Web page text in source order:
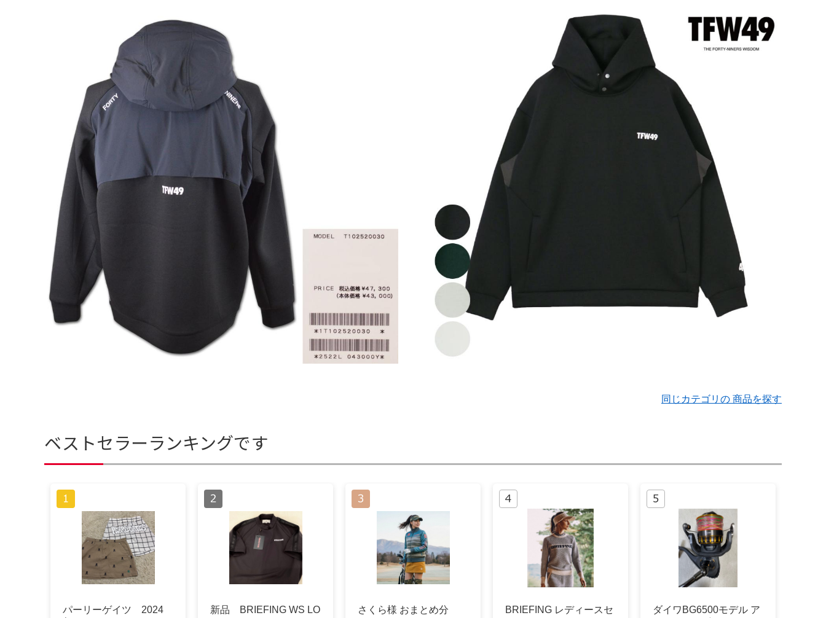
同じカテゴリの 商品を探す
ベストセラーランキングです
パーリーゲイツ 2024
新品 BRIEFING WS LO
さくら様 おまとめ分
BRIEFING レディースセ
ダイワBG6500モデル ア